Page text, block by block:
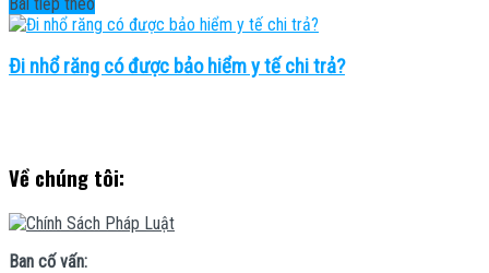
Đi nhổ răng có được bảo hiểm y tế chi trả?
Về chúng tôi:
Ban cố vấn: